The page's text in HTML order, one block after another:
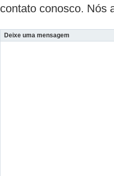
contato conosco. Nós
Deixe uma mensagem